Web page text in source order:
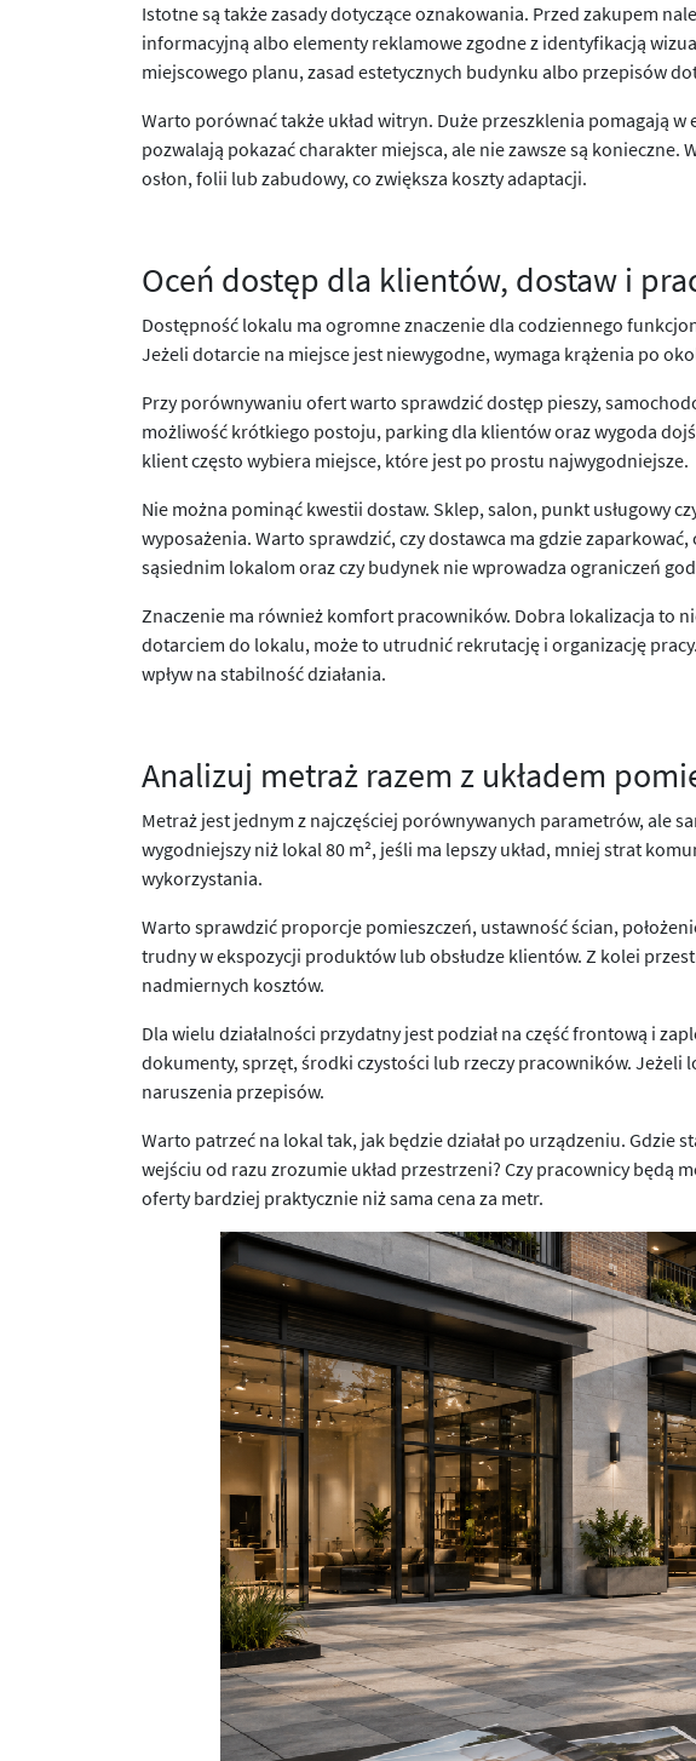
Istotne są także zasady dotyczące oznakowania. Przed zakupem
informacyjną albo elementy reklamowe zgodne z identyfikacją
miejscowego planu, zasad estetycznych budynku albo przepisów
Warto porównać także układ witryn. Duże przeszklenia pomagają
pozwalają pokazać charakter miejsca, ale nie zawsze są
osłon, folii lub zabudowy, co zwiększa koszty adaptacji.
Oceń dostęp dla klientów, dostaw i
Dostępność lokalu ma ogromne znaczenie dla codziennego
Jeżeli dotarcie na miejsce jest niewygodne, wymaga krążenia po
Przy porównywaniu ofert warto sprawdzić dostęp pieszy,
możliwość krótkiego postoju, parking dla klientów oraz wygoda
klient często wybiera miejsce, które jest po prostu najwygodniejsze.
Nie można pominąć kwestii dostaw. Sklep, salon, punkt usługowy
wyposażenia. Warto sprawdzić, czy dostawca ma gdzie
sąsiednim lokalom oraz czy budynek nie wprowadza ograniczeń
Znaczenie ma również komfort pracowników. Dobra lokalizacja to
dotarciem do lokalu, może to utrudnić rekrutację i organizację
wpływ na stabilność działania.
Analizuj metraż razem z układem
Metraż jest jednym z najczęściej porównywanych parametrów, ale
wygodniejszy niż lokal 80 m², jeśli ma lepszy układ, mniej strat
wykorzystania.
Warto sprawdzić proporcje pomieszczeń, ustawność ścian,
trudny w ekspozycji produktów lub obsłudze klientów. Z kolei
nadmiernych kosztów.
Dla wielu działalności przydatny jest podział na część frontową i
dokumenty, sprzęt, środki czystości lub rzeczy pracowników.
naruszenia przepisów.
Warto patrzeć na lokal tak, jak będzie działał po urządzeniu. Gdzie
wejściu od razu zrozumie układ przestrzeni? Czy pracownicy będą
oferty bardziej praktycznie niż sama cena za metr.